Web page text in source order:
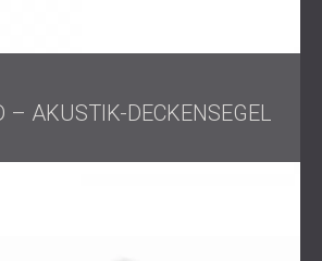
akustische Echo Cloud-
zu absorbieren, während an
und Flatterechos weiter zu
– AKUSTIK-DECKENSEGEL